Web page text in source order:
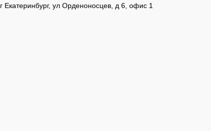
г Екатеринбург, ул Орденоносцев, д 6, офис 1